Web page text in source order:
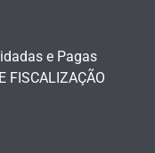
e Pagas
FISCALIZAÇÃO